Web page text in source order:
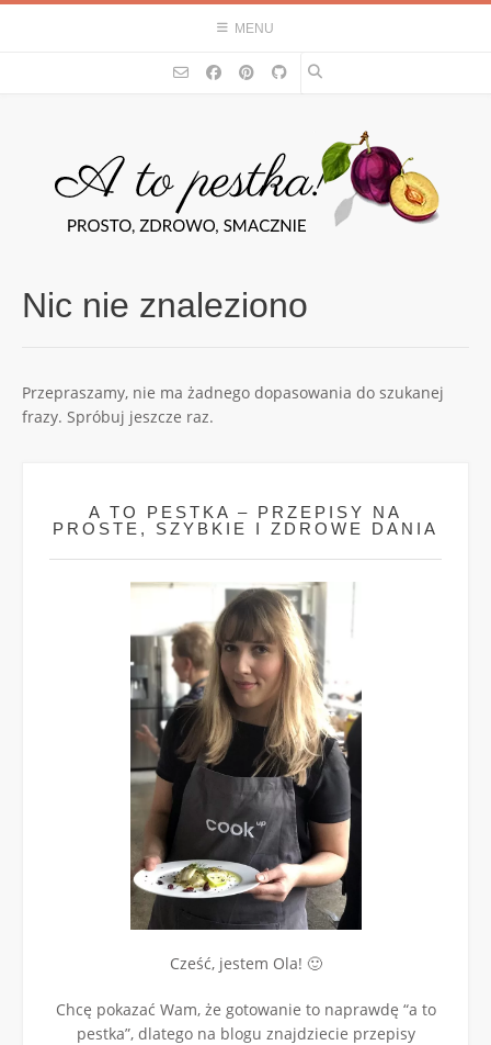
Skip
MENU
Nic nie znaleziono
Przepraszamy, nie ma żadnego dopasowania do szukanej
frazy. Spróbuj jeszcze raz.
A TO PESTKA – PRZEPISY NA
PROSTE, SZYBKIE I ZDROWE DANIA
Cześć, jestem Ola! 🙂
Chcę pokazać Wam, że gotowanie to naprawdę “a to
pestka”, dlatego na blogu znajdziecie przepisy